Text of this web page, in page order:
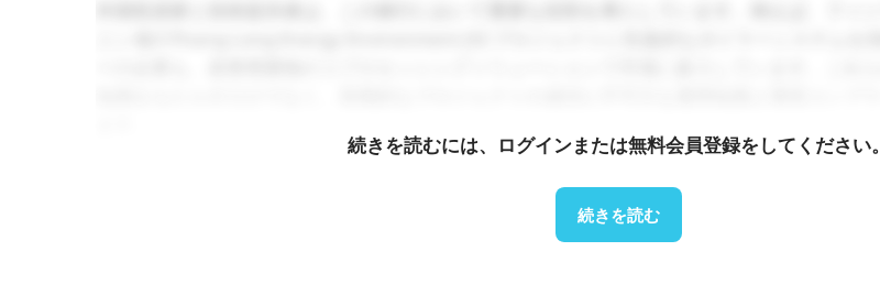
ベトナム最大の廃棄物発電所 – ハノイのソクソン廃棄物発電所
続きを読むには、ログインまたは無料会員登録をしてください。
続きを読む